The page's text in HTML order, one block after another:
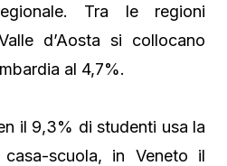
Tra le regioni
d’Aosta si collocano
al 4,7%.
il 9,3% di studenti usa la
scuola, in Veneto il